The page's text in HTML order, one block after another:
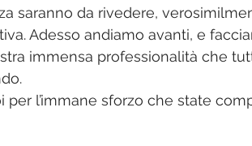
saranno da rivedere,
Adesso andiamo avanti, e
immensa professionalità che
per l’immane sforzo che state